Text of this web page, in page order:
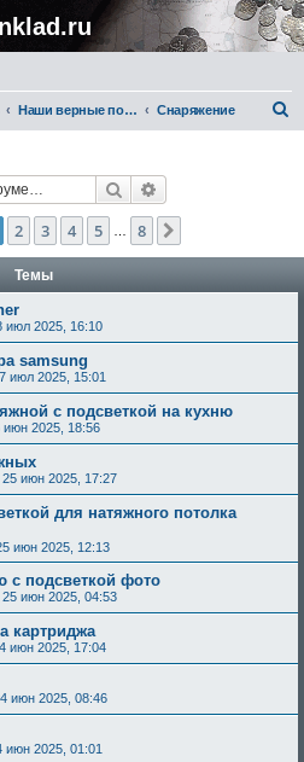
Наши верные помощники Снаряжение
Поиск
из
2 3 4 5 8
Темы
июл 2025, 16:10
samsung
июл 2025, 15:01
с подсветкой на кухню
июн 2025, 18:56
25 июн 2025, 17:27
для натяжного потолка
июн 2025, 12:13
с подсветкой фото
25 июн 2025, 04:53
картриджа
июн 2025, 17:04
июн 2025, 08:46
июн 2025, 01:01